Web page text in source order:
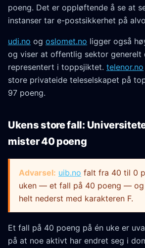
poeng. Det er oppløftende å se at
instanser tar e-postsikkerhet på
udi.no og oslomet.no ligger også
og viser at offentlig sektor generelt
representert i toppsjiktet. telenor.no
store privateide teleselskapet på
97 poeng.
Ukens store fall:
mister 40 poeng
Advarsel: uib.no falt fra 40 til 0
uken — et fall på 40 poeng — og
helt nederst med karakteren F.
Et fall på 40 poeng på én uke er
på at noe aktivt har endret seg i